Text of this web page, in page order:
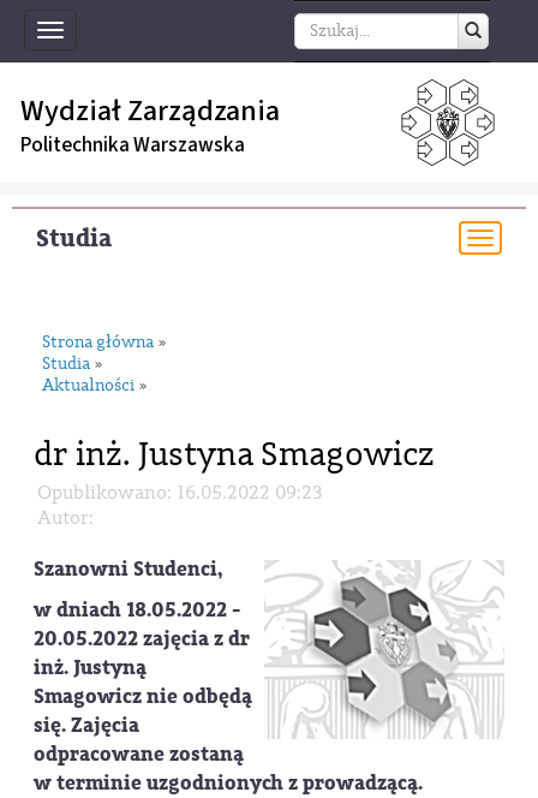
Toggle
navigation
Wydział Zarządzania
Politechnika Warszawska
Studia
Strona główna »
Studia »
Aktualności »
dr inż. Justyna Smagowicz
Opublikowano: 16.05.2022 09:23
Autor:
Szanowni Studenci,
w dniach 18.05.2022 -
20.05.2022 zajęcia z dr
inż. Justyną
Smagowicz nie odbędą
się. Zajęcia
odpracowane zostaną
w terminie uzgodnionych z prowadzącą.